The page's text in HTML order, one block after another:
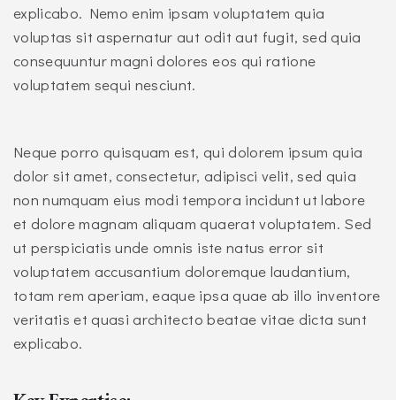
explicabo. Nemo enim ipsam voluptatem quia
voluptas sit aspernatur aut odit aut fugit, sed quia
consequuntur magni dolores eos qui ratione
voluptatem sequi nesciunt.
Neque porro quisquam est, qui dolorem ipsum quia
dolor sit amet, consectetur, adipisci velit, sed quia
non numquam eius modi tempora incidunt ut labore
et dolore magnam aliquam quaerat voluptatem. Sed
ut perspiciatis unde omnis iste natus error sit
voluptatem accusantium doloremque laudantium,
totam rem aperiam, eaque ipsa quae ab illo inventore
veritatis et quasi architecto beatae vitae dicta sunt
explicabo.